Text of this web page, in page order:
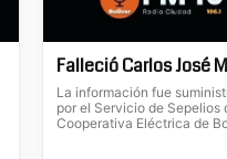
Falleció Carlos José
La información fue
por el Servicio de Sepelios
Cooperativa Eléctrica de